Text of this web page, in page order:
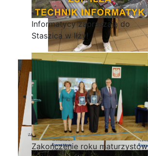
Informatycy zapraszają do
Staszica w Iłży!
Zakończenie roku maturzystów